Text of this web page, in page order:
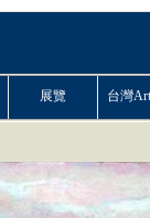
展覽 台灣